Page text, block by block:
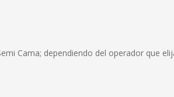
Cama; dependiendo del operador que